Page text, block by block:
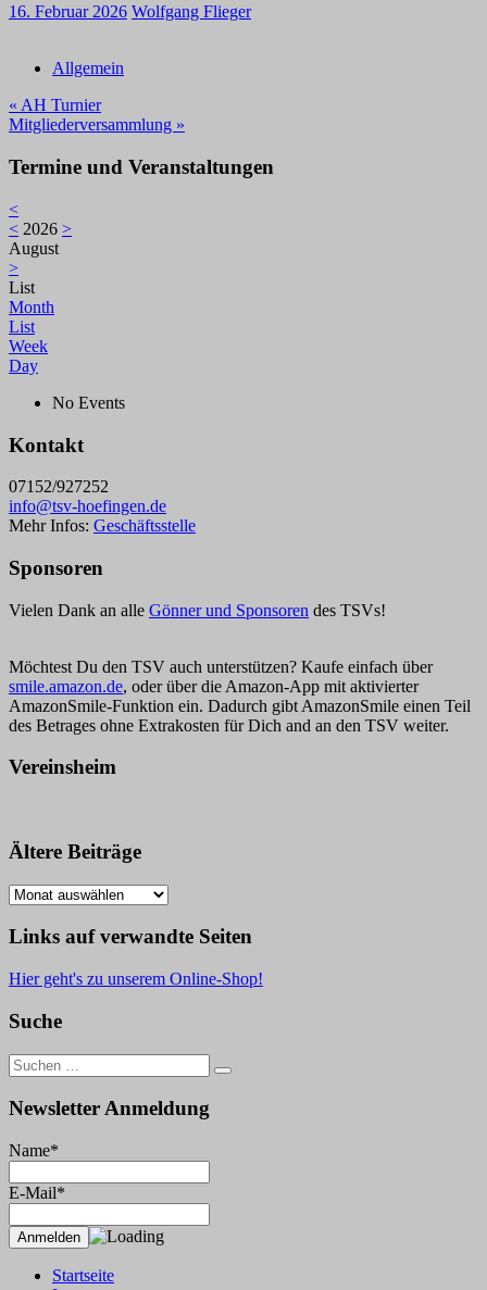
16. Februar 2026 Wolfgang Flieger
Allgemein
Beitragsnavigation
« AH Turnier
Mitgliederversammlung »
Termine und Veranstaltungen
<
< 2026 >
August
>
List
Month
List
Week
Day
No Events
Kontakt
07152/927252
info@tsv-hoefingen.de
Mehr Infos: Geschäftsstelle
Sponsoren
Vielen Dank an alle Gönner und Sponsoren des TSVs!
Möchtest Du den TSV auch unterstützen? Kaufe einfach über
smile.amazon.de, oder über die Amazon-App mit aktivierter
AmazonSmile-Funktion ein. Dadurch gibt AmazonSmile einen Teil
des Betrages ohne Extrakosten für Dich and an den TSV weiter.
Vereinsheim
Ältere Beiträge
Ältere
Links auf verwandte Seiten
Hier geht's zu unserem Online-Shop!
Suche
Suche
nach:
Newsletter Anmeldung
Name*
E-Mail*
Startseite